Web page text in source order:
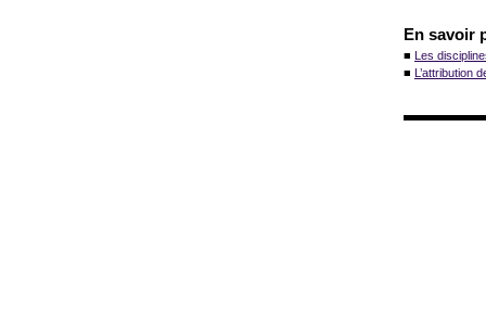
En savoir
■ Les
■ L’attribution